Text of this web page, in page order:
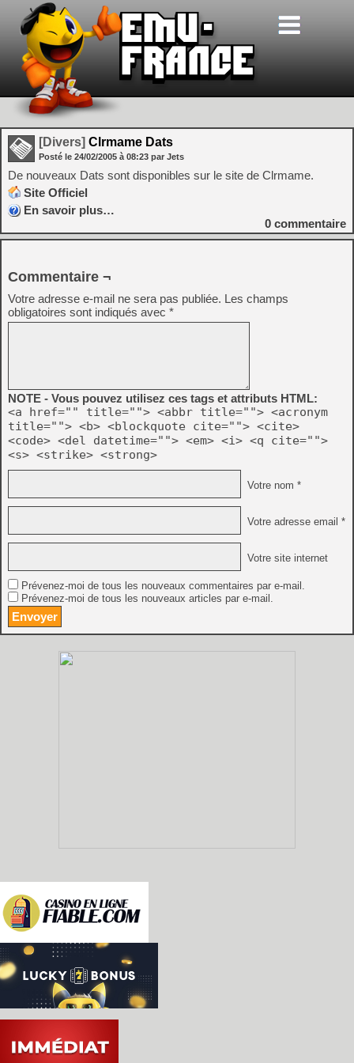
[Divers] Clrmame Dats
Posté le 24/02/2005 à 08:23 par Jets
De nouveaux Dats sont disponibles sur le site de Clrmame.
Site Officiel
En savoir plus…
0 commentaire
Commentaire ¬
Votre adresse e-mail ne sera pas publiée. Les champs
obligatoires sont indiqués avec *
NOTE - Vous pouvez utilisez ces tags et attributs HTML:
<a href="" title=""> <abbr title=""> <acronym
title=""> <b> <blockquote cite=""> <cite>
<code> <del datetime=""> <em> <i> <q cite="">
<s> <strike> <strong>
Votre nom *
Votre adresse email *
Votre site internet
Prévenez-moi de tous les nouveaux commentaires par e-mail.
Prévenez-moi de tous les nouveaux articles par e-mail.